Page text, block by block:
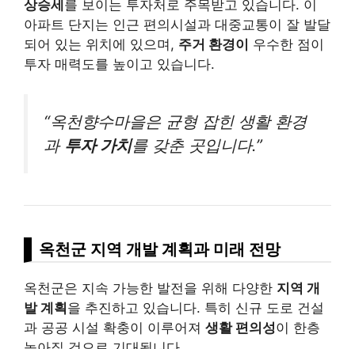
상승세 를 보이는 투자처로 주목받고 있습니다. 이
아파트 단지는 인근 편의시설과 대중교통이 잘 발달
되어 있는 위치에 있으며, 주거 환경이 우수한 점이
투자 매력도를 높이고 있습니다.
“옥천향수마을은 균형 잡힌 생활 환경
과 투자 가치를 갖춘 곳입니다.”
옥천군 지역 개발 계획과 미래 전망
옥천군은 지속 가능한 발전을 위해 다양한 지역 개
발 계획 을 추진하고 있습니다. 특히 신규 도로 건설
과 공공 시설 확충이 이루어져 생활 편의성이 한층